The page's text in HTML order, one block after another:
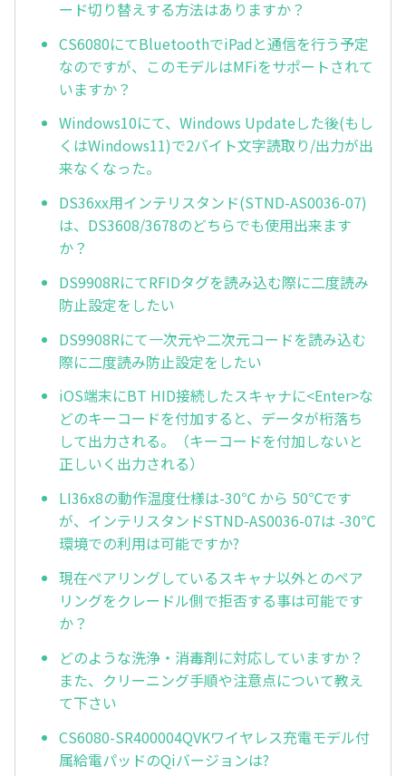
ード切り替えする方法はありますか？
CS6080にてBluetoothでiPadと通信を行う予定
なのですが、このモデルはMFiをサポートされて
いますか？
Windows10にて、Windows Updateした後(もし
くはWindows11)で2バイト文字読取り/出力が出
来なくなった。
DS36xx用インテリスタンド(STND-AS0036-07)
は、DS3608/3678のどちらでも使用出来ます
か？
DS9908RにてRFIDタグを読み込む際に二度読み
防止設定をしたい
DS9908Rにて一次元や二次元コードを読み込む
際に二度読み防止設定をしたい
iOS端末にBT HID接続したスキャナに<Enter>な
どのキーコードを付加すると、データが桁落ち
して出力される。（キーコードを付加しないと
正しいく出力される）
LI36x8の動作温度仕様は-30℃ から 50℃です
が、インテリスタンドSTND-AS0036-07は -30℃
環境での利用は可能ですか?
現在ペアリングしているスキャナ以外とのペア
リングをクレードル側で拒否する事は可能です
か？
どのような洗浄・消毒剤に対応していますか？
また、クリーニング手順や注意点について教え
て下さい
CS6080-SR400004QVKワイヤレス充電モデル付
属給電パッドのQiバージョンは?